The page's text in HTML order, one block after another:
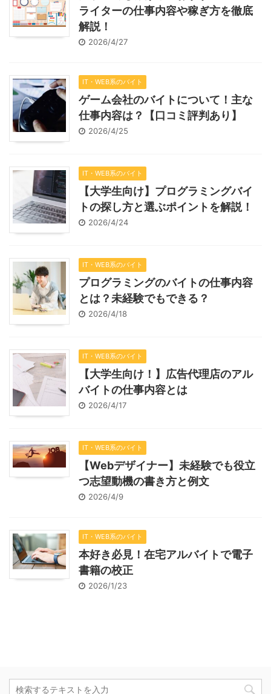
ライターの仕事内容や稼ぎ方を徹底
解説！
2026/4/27
IT・WEB系のバイト
ゲーム会社のバイトについて！主な
仕事内容は？【口コミ評判あり】
2026/4/25
IT・WEB系のバイト
【大学生向け】プログラミングバイ
トの探し方と選ぶポイントを解説！
2026/4/24
IT・WEB系のバイト
プログラミングのバイトの仕事内容
とは？未経験でもできる？
2026/4/18
IT・WEB系のバイト
【大学生向け！】広告代理店のアル
バイトの仕事内容とは
2026/4/17
IT・WEB系のバイト
【Webデザイナー】未経験でも役立
つ志望動機の書き方と例文
2026/4/9
IT・WEB系のバイト
本好き必見！在宅アルバイトで電子
書籍の校正
2026/1/23